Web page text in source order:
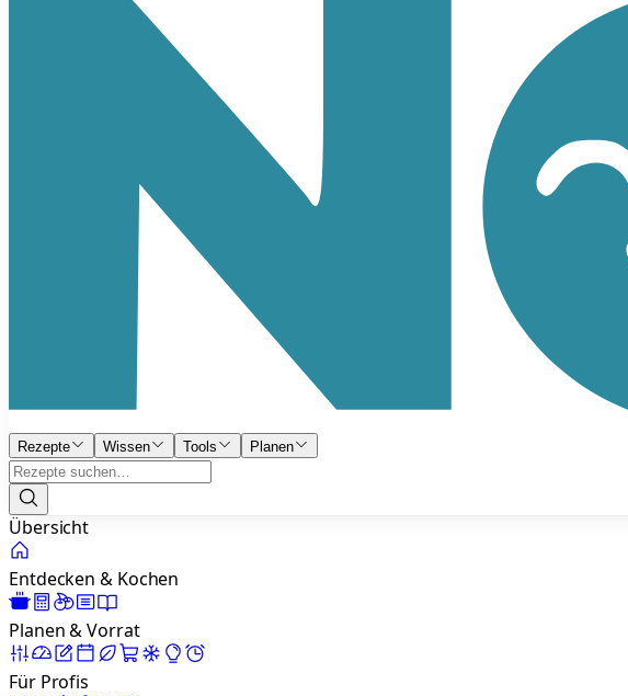
Rezepte Wissen Tools Planen
Übersicht
Entdecken & Kochen
Planen & Vorrat
Für Profis